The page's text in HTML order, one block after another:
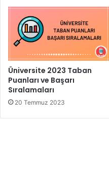
Üniversite 2023 Taban
Puanları ve Başarı
Sıralamaları
20 Temmuz 2023